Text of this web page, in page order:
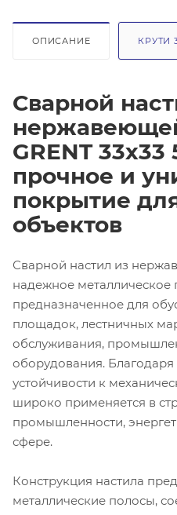
ОПИСАНИЕ КРУТИ
Сварной
GRENT 33х33
прочное и
покрытие
объектов
Сварной настил из
надежное металлическое
предназначенное для
площадок, лестничных
обслуживания,
оборудования.
устойчивости к
широко применяется в
промышленности,
сфере.
Конструкция настила
металлические полосы,